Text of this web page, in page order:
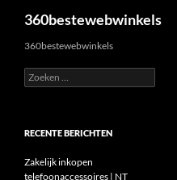
360bestewebwinkels
360bestewebwinkels
Zoeken
naar:
RECENTE BERICHTEN
Zakelijk inkopen
telefoonaccessoires | NT